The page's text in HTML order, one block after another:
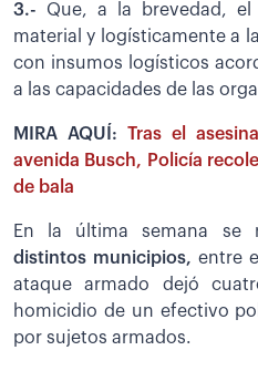
3.- Que, a la brevedad, el
material y logísticamente a
con insumos logísticos
a las capacidades de las
MIRA AQUÍ: Tras el
avenida Busch, Policía
de bala
En la última semana se
distintos municipios, entre
ataque armado dejó
homicidio de un efectivo
por sujetos armados.